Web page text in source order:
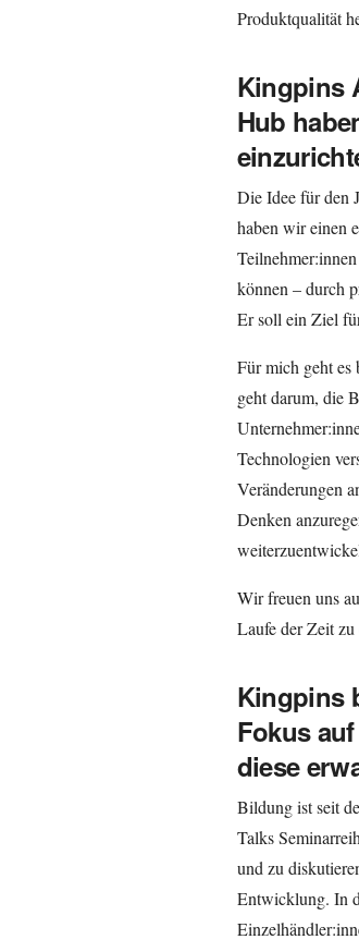
Produktqualität
Kingpins
Hub
Die Idee für den
haben wir einen
können – durch
Er soll ein Ziel
Für mich geht es
geht darum, die
Technologien
Veränderungen
Denken
Wir freuen uns
Laufe der Zeit
Kingpins
Fokus
diese
Bildung ist seit
Talks
und zu
Entwicklung. In